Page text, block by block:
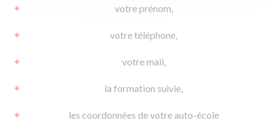
votre prénom,
votre téléphone,
votre mail,
la formation suivie,
les coordonnées de votre auto-école